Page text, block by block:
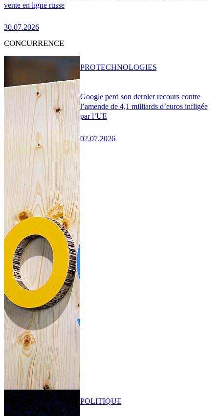
vente en ligne russe
30.07.2026
CONCURRENCE
Google perd son dernier recours contre
l’amende de 4,1 milliards d’euros infligée
par l’UE
02.07.2026
PROTECHNOLOGIES
POLITIQUE